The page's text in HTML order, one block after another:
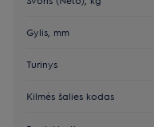
Gylis, mm
Turinys
Kilmės šalies kodas